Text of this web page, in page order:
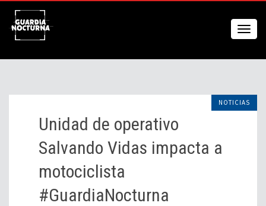
NOTICIAS
Unidad de operativo
Salvando Vidas impacta a
motociclista
#GuardiaNocturna